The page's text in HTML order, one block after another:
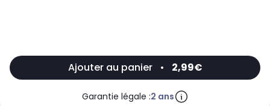
Ajouter au panier • 2,99€
Garantie légale :2 ans